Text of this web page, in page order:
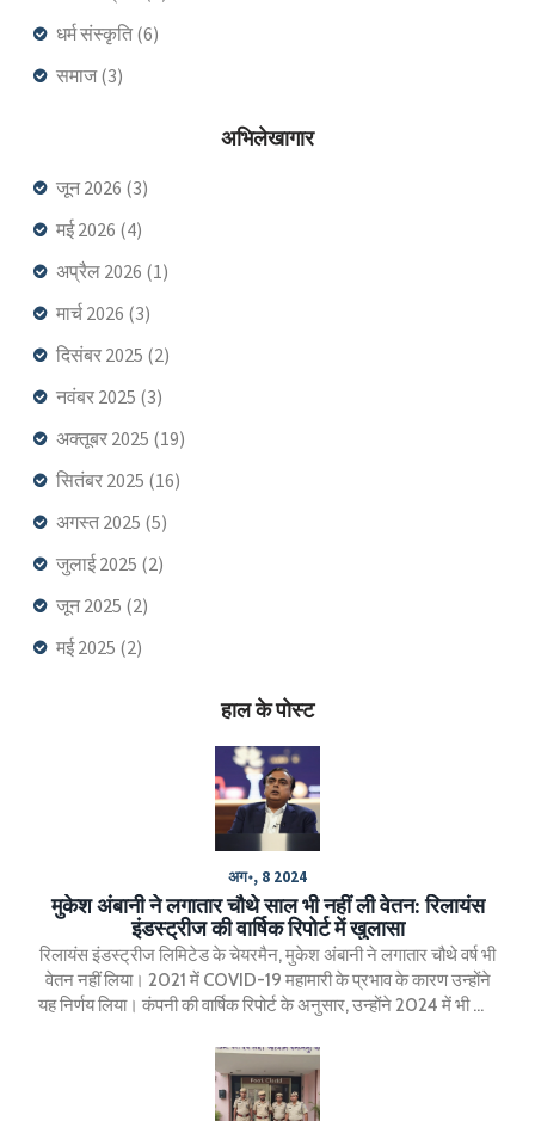
धर्म संस्कृति (6)
समाज(3)
अभिलेखागार
जून 2026 (3)
मई 2026 (4)
अप्रैल 2026 (1)
मार्च 2026 (3)
दिसंबर 2025 (2)
नवंबर 2025 (3)
अक्तूबर 2025 (19)
सितंबर 2025 (16)
अगस्त 2025 (5)
जुलाई 2025 (2)
जून 2025 (2)
मई 2025 (2)
हाल के पोस्ट
अग॰, 8 2024
मुकेश अंबानी ने लगातार चौथे साल भी नहीं ली वेतन: रिलायंस
इंडस्ट्रीज की वार्षिक रिपोर्ट में खुलासा
रिलायंस इंडस्ट्रीज लिमिटेड के चेयरमैन, मुकेश अंबानी ने लगातार चौथे वर्ष भी
वेतन नहीं लिया। 2021 में COVID-19 महामारी के प्रभाव के कारण उन्होंने
यह निर्णय लिया। कंपनी की वार्षिक रिपोर्ट के अनुसार, उन्होंने 2024 में भी कोई